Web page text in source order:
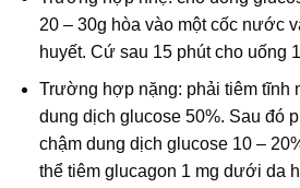
20 – 30g hòa vào một cốc nước
huyết. Cứ sau 15 phút cho uống
Trường hợp nặng: phải tiêm tĩnh
dung dịch glucose 50%. Sau đó
chậm dung dịch glucose 10 –
thể tiêm glucagon 1 mg dưới da